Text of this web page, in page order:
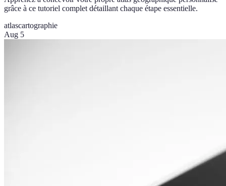
grâce à ce tutoriel complet détaillant chaque étape essentielle.
atlascartographie
Aug 5